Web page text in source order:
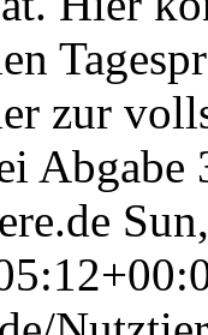
zur
Abgabe